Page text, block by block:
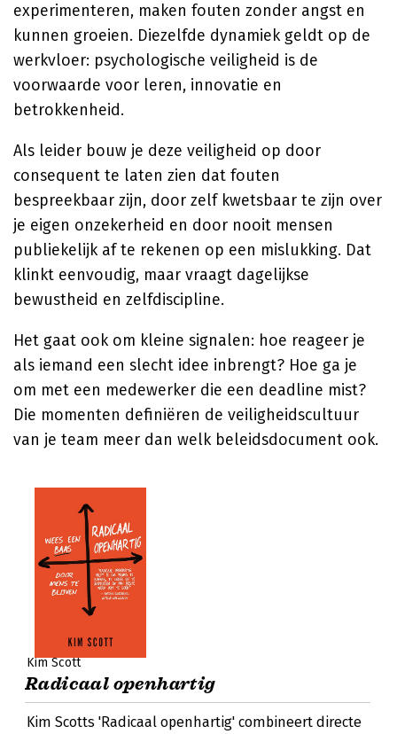
experimenteren, maken fouten zonder angst en
kunnen groeien. Diezelfde dynamiek geldt op de
werkvloer: psychologische veiligheid is de
voorwaarde voor leren, innovatie en
betrokkenheid.
Als leider bouw je deze veiligheid op door
consequent te laten zien dat fouten
bespreekbaar zijn, door zelf kwetsbaar te zijn over
je eigen onzekerheid en door nooit mensen
publiekelijk af te rekenen op een mislukking. Dat
klinkt eenvoudig, maar vraagt dagelijkse
bewustheid en zelfdiscipline.
Het gaat ook om kleine signalen: hoe reageer je
als iemand een slecht idee inbrengt? Hoe ga je
om met een medewerker die een deadline mist?
Die momenten definiëren de veiligheidscultuur
van je team meer dan welk beleidsdocument ook.
Kim Scott
Radicaal openhartig
Kim Scotts 'Radicaal openhartig' combineert directe